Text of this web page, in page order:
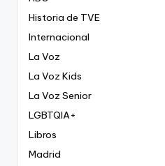
Historia de TVE
Internacional
La Voz
La Voz Kids
La Voz Senior
LGBTQIA+
Libros
Madrid